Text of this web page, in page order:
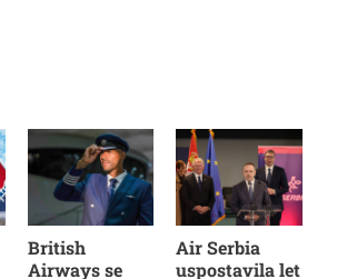
British
Airways se
Air Serbia
uspostavila let